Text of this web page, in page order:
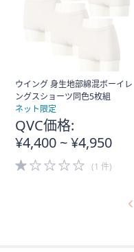
ウイング 身生地部綿混ボーイレ
ングスショーツ同色5枚組
ネット限定
QVC価格:
¥4,400 ~ ¥4,950
1.0
of
(1 件)